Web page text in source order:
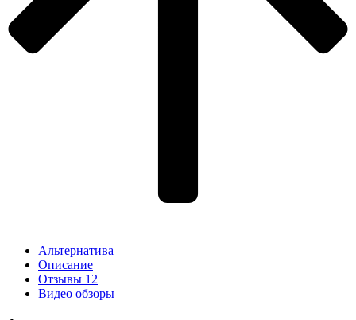
Альтернатива
Описание
Отзывы 12
Видео обзоры